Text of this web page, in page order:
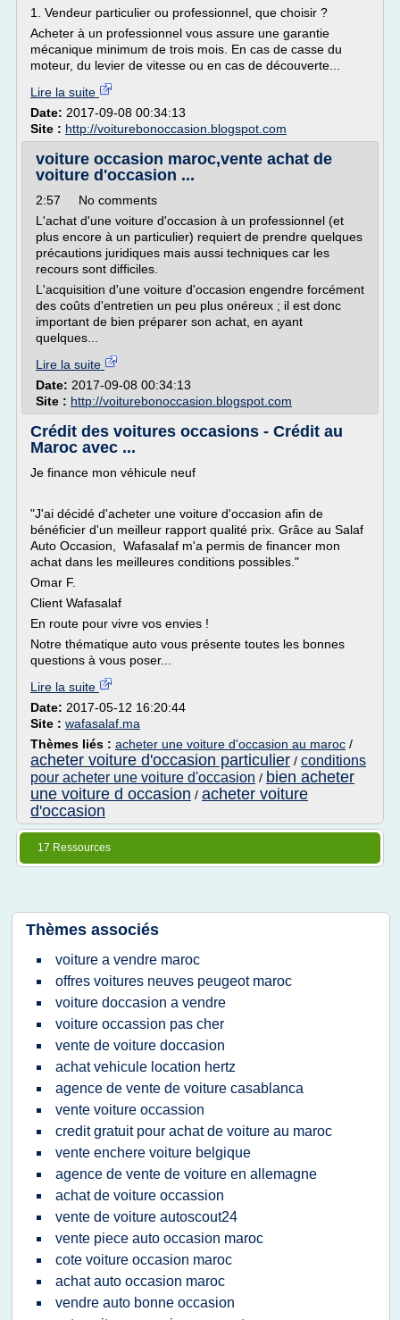
1. Vendeur particulier ou professionnel, que choisir ?
Acheter à un professionnel vous assure une garantie
mécanique minimum de trois mois. En cas de casse du
moteur, du levier de vitesse ou en cas de découverte...
Lire la suite
Date: 2017-09-08 00:34:13
Site : http://voiturebonoccasion.blogspot.com
voiture occasion maroc,vente achat de
voiture d'occasion ...
2:57 No comments
L'achat d'une voiture d'occasion à un professionnel (et
plus encore à un particulier) requiert de prendre quelques
précautions juridiques mais aussi techniques car les
recours sont difficiles.
L'acquisition d'une voiture d'occasion engendre forcément
des coûts d'entretien un peu plus onéreux ; il est donc
important de bien préparer son achat, en ayant
quelques...
Lire la suite
Date: 2017-09-08 00:34:13
Site : http://voiturebonoccasion.blogspot.com
Crédit des voitures occasions - Crédit au
Maroc avec ...
Je finance mon véhicule neuf
"J'ai décidé d'acheter une voiture d'occasion afin de
bénéficier d'un meilleur rapport qualité prix. Grâce au Salaf
Auto Occasion, Wafasalaf m'a permis de financer mon
achat dans les meilleures conditions possibles."
Omar F.
Client Wafasalaf
En route pour vivre vos envies !
Notre thématique auto vous présente toutes les bonnes
questions à vous poser...
Lire la suite
Date: 2017-05-12 16:20:44
Site : wafasalaf.ma
Thèmes liés : acheter une voiture d'occasion au maroc /
acheter voiture d'occasion particulier / conditions
pour acheter une voiture d'occasion / bien acheter
une voiture d occasion / acheter voiture
d'occasion
17 Ressources
Thèmes associés
voiture a vendre maroc
offres voitures neuves peugeot maroc
voiture doccasion a vendre
voiture occassion pas cher
vente de voiture doccasion
achat vehicule location hertz
agence de vente de voiture casablanca
vente voiture occassion
credit gratuit pour achat de voiture au maroc
vente enchere voiture belgique
agence de vente de voiture en allemagne
achat de voiture occassion
vente de voiture autoscout24
vente piece auto occasion maroc
cote voiture occasion maroc
achat auto occasion maroc
vendre auto bonne occasion